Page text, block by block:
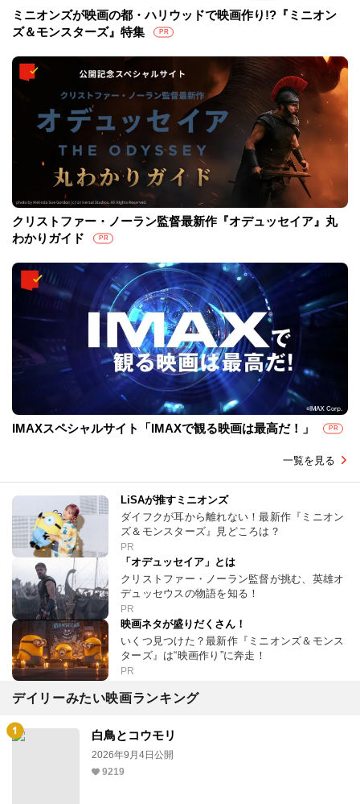
ミニオンズが映画の都・ハリウッドで映画作り!?『ミニオン
ズ＆モンスターズ』特集
PR
クリストファー・ノーラン監督最新作『オデュッセイア』丸
わかりガイド
PR
IMAXスペシャルサイト「IMAXで観る映画は最高だ！」 PR
一覧を見る
LiSAが推すミニオンズ
ダイフクが耳から離れない！最新作『ミニオン
ズ＆モンスターズ』見どころは？
PR
「オデュッセイア」とは
クリストファー・ノーラン監督が挑む、英雄オ
デュッセウスの物語を知る！
PR
映画ネタが盛りだくさん！
いくつ見つけた？最新作『ミニオンズ＆モンス
ターズ』は“映画作り”に奔走！
PR
デイリーみたい映画ランキング
白鳥とコウモリ
2026年9月4日公開
9219